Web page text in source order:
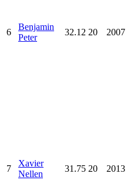
6
Benjamin
Peter
32.12 20 2007
7
Xavier
Nellen
31.75 20 2013